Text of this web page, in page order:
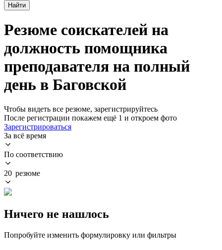
Найти
Резюме соискателей на
должность помощника
преподавателя на полный
день в Баговской
Чтобы видеть все резюме, зарегистрируйтесь
После регистрации покажем ещё 1 и откроем фото
Зарегистрироваться
За всё время
По соответствию
20 резюме
Ничего не нашлось
Попробуйте изменить формулировку или фильтры